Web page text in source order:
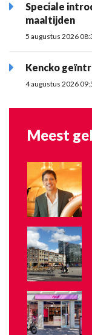
Speciale
maaltijden
5 augustus 2026
Kencko
4 augustus 2026
Meest